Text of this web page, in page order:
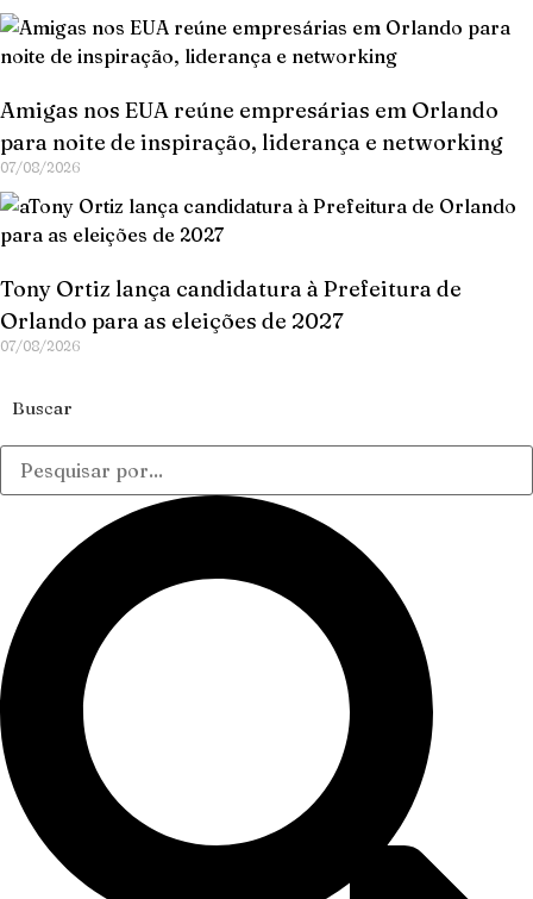
Amigas nos EUA reúne empresárias em Orlando
para noite de inspiração, liderança e networking
07/08/2026
Tony Ortiz lança candidatura à Prefeitura de
Orlando para as eleições de 2027
07/08/2026
Buscar